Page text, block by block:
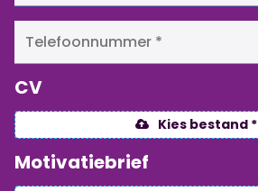
CV
Kies bestand *
Motivatiebrief